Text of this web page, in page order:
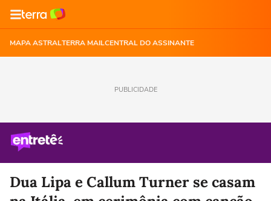
MAPA ASTRALTERRA MAILCENTRAL DO ASSINANTE
PUBLICIDADE
Dua Lipa e Callum Turner se casam